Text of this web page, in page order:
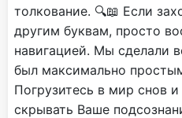
толкование. 🔍📖 Если
другим буквам, просто
навигацией. Мы сделали
был максимально
Погрузитесь в мир снов
скрывать Ваше